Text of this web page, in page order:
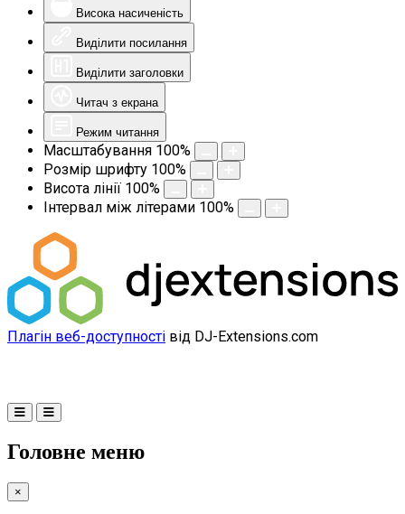
Висока насиченість
Виділити посилання
Виділити заголовки
Читач з екрана
Режим читання
Масштабування 100%
Розмір шрифту 100%
Висота лінії 100%
Інтервал між літерами 100%
Плагін веб-доступності від DJ-Extensions.com
Головне меню
×